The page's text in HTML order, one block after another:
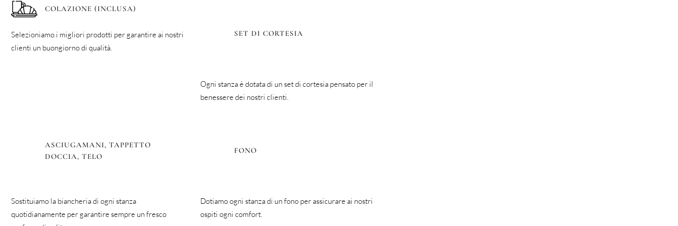
COLAZIONE (INCLUSA)
Selezioniamo i migliori prodotti per garantire ai nostri
clienti un buongiorno di qualità.
SET DI CORTESIA
Ogni stanza è dotata di un set di cortesia pensato per il
benessere dei nostri clienti.
ASCIUGAMANI, TAPPETTO
DOCCIA, TELO
Sostituiamo la biancheria di ogni stanza
quotidianamente per garantire sempre un fresco
FONO
Dotiamo ogni stanza di un fono per assicurare ai nostri
ospiti ogni comfort.